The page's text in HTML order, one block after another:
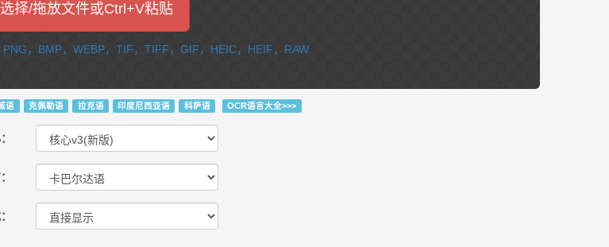
选择/拖放文件或Ctrl+V粘贴
PNG，BMP，WEBP，TIF，TIFF，GIF，HEIC，HEIF，RAW
语 克佩勒语 拉克语 印度尼西亚语 科萨语 OCR语言大全>>>